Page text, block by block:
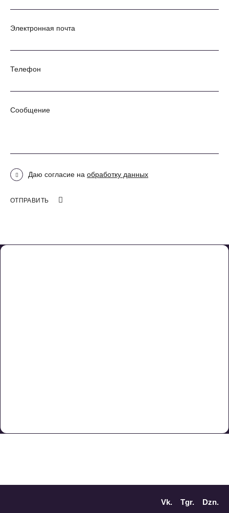
Почта:
info@lingwin.ru
Электронная почта
Телефон
Сообщение
Даю согласие на обработку данных
ОТПРАВИТЬ
Vk. Tgr. Dzn.